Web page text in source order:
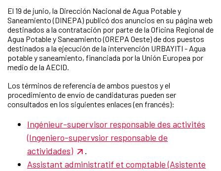
El 19 de junio, la Dirección Nacional de Agua Potable y
Saneamiento (DINEPA) publicó dos anuncios en su página web
destinados a la contratación por parte de la Oficina Regional de
Agua Potable y Saneamiento (OREPA Oeste) de dos puestos
destinados a la ejecución de la intervención URBAYITI - Agua
potable y saneamiento, financiada por la Unión Europea por
medio de la AECID.
Los términos de referencia de ambos puestos y el
procedimiento de envío de candidaturas pueden ser
consultados en los siguientes enlaces (en francés):
Ingénieur-supervisor responsable des activités
(Ingeniero-supervsior responsable de
actividades)
.
Assistant administratif et comptable (Asistente